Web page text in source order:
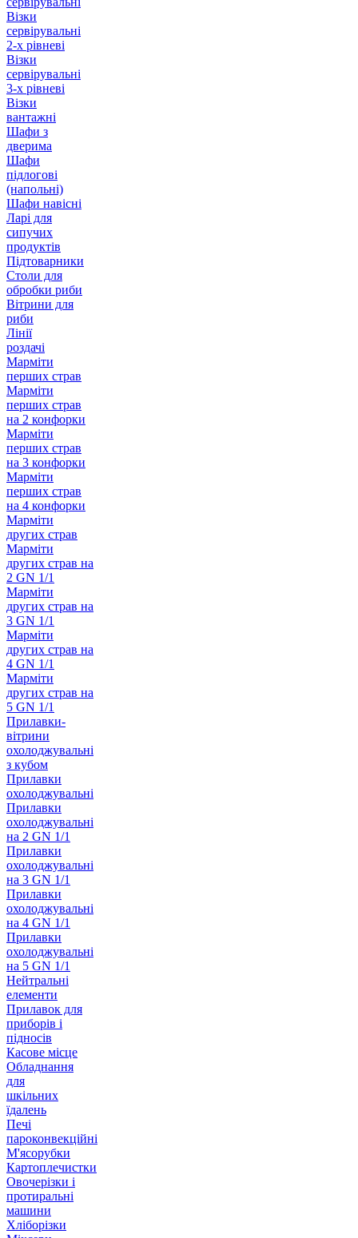
Візки
сервірувальні
2-х рівневі
Візки
сервірувальні
3-х рівневі
Візки
вантажні
Шафи з
дверима
Шафи
підлогові
(напольні)
Шафи навісні
Ларі для
сипучих
продуктів
Підтоварники
Столи для
обробки риби
Вітрини для
риби
Лінії
роздачі
Марміти
перших страв
Марміти
перших страв
на 2 конфорки
Марміти
перших страв
на 3 конфорки
Марміти
перших страв
на 4 конфорки
Марміти
других страв
Марміти
других страв на
2 GN 1/1
Марміти
других страв на
3 GN 1/1
Марміти
других страв на
4 GN 1/1
Марміти
других страв на
5 GN 1/1
Прилавки-
вітрини
охолоджувальні
з кубом
Прилавки
охолоджувальні
Прилавки
охолоджувальні
на 2 GN 1/1
Прилавки
охолоджувальні
на 3 GN 1/1
Прилавки
охолоджувальні
на 4 GN 1/1
Прилавки
охолоджувальні
на 5 GN 1/1
Нейтральні
елементи
Прилавок для
приборів і
підносів
Касове місце
Обладнання
для
шкільних
їдалень
Печі
пароконвекційні
М'ясорубки
Картоплечистки
Овочерізки і
протиральні
машини
Хліборізки